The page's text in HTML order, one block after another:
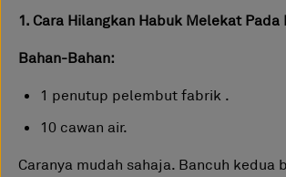
1. Cara Hilangkan Habuk Melekat Pada
Bahan-Bahan:
1 penutup pelembut fabrik .
10 cawan air.
Caranya mudah sahaja. Bancuh kedua